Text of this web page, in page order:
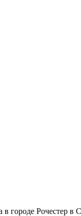
городе Рочестер